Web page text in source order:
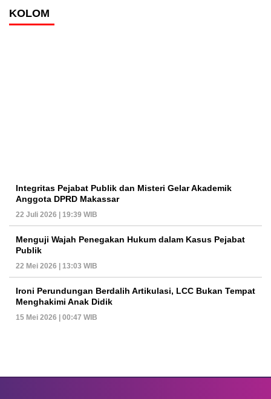
KOLOM
Integritas Pejabat Publik dan Misteri Gelar Akademik
Anggota DPRD Makassar
22 Juli 2026 | 19:39 WIB
Menguji Wajah Penegakan Hukum dalam Kasus Pejabat
Publik
22 Mei 2026 | 13:03 WIB
Ironi Perundungan Berdalih Artikulasi, LCC Bukan Tempat
Menghakimi Anak Didik
15 Mei 2026 | 00:47 WIB